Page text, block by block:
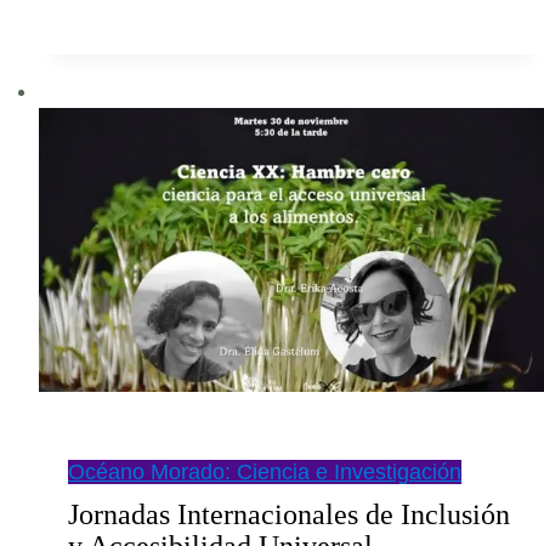
Océano Morado: Ciencia e Investigación
Jornadas Internacionales de Inclusión